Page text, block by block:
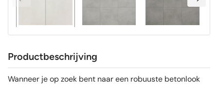
Productbeschrijving
Wanneer je op zoek bent naar een robuuste betonlook